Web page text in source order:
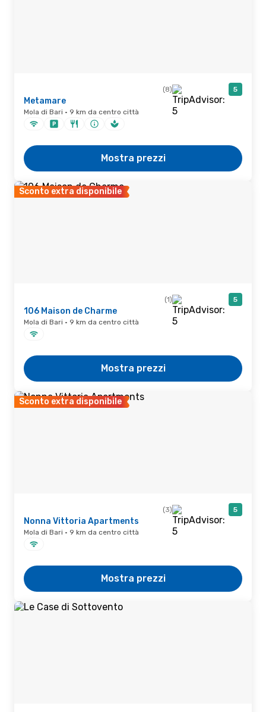
(8) 5
Metamare
Mola di Bari · 9 km da centro città
Mostra prezzi
Sconto extra disponibile
(1) 5
106 Maison de Charme
Mola di Bari · 9 km da centro città
Mostra prezzi
Sconto extra disponibile
(3) 5
Nonna Vittoria Apartments
Mola di Bari · 9 km da centro città
Mostra prezzi